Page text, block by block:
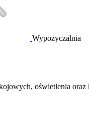
Wypożyczalnia
oświetlenia oraz